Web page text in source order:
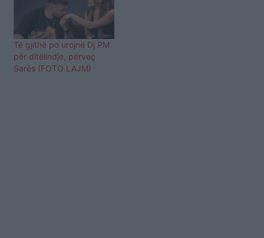
Të gjithë po urojnë Dj PM
për ditëlindje, përveç
Sarës (FOTO LAJM)